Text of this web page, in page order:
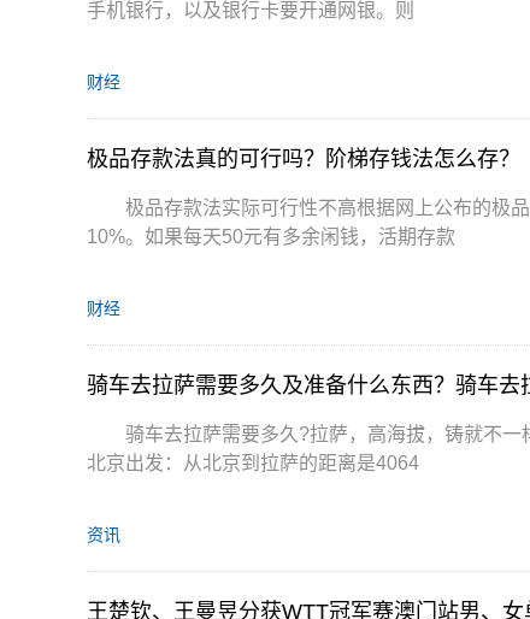
手机银行，以及银行卡要开通网银。则
财经
极品存款法真的可行吗？阶梯存钱法怎么存？
极品存款法实际可行性不高根据网上公布的极
10%。如果每天50元有多余闲钱，活期存款
财经
骑车去拉萨需要多久及准备什么东西？骑车去
骑车去拉萨需要多久?拉萨，高海拔，铸就不
北京出发：从北京到拉萨的距离是4064
资讯
王楚钦、王曼昱分获WTT冠军赛澳门站男、